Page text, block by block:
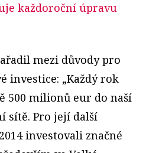
každoroční úpravu
mezi důvody pro
investice: „Každý rok
500 milionů eur do naší
sítě. Pro její další
investovali značné